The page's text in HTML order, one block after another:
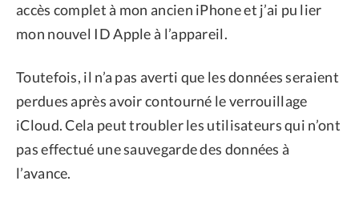
accès complet à mon ancien iPhone et j’ai pu lier
mon nouvel ID Apple à l’appareil.
Toutefois, il n’a pas averti que les données seraient
perdues après avoir contourné le verrouillage
iCloud. Cela peut troubler les utilisateurs qui n’ont
pas effectué une sauvegarde des données à
l’avance.